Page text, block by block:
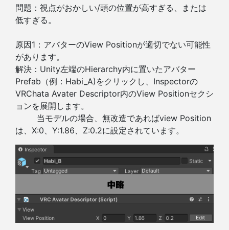
問題：視点がおかしい/頭の位置が高すぎる、または
低すぎる。
原因1：アバターのView Positionが適切でない可能性
があります。
解決：Unity左端のHierarchy内に置いたアバター
Prefab（例：Habi_A)をクリックし、Inspectorの
VRChata Avater Descriptor内のView Positionセクシ
ョンを展開します。
当モデルの場合、無改造であればview Position
は、X:0、Y:1.86、Z:0.2に設定されています。